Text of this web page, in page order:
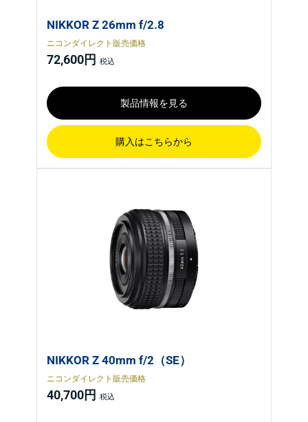
NIKKOR Z 26mm f/2.8
ニコンダイレクト販売価格
72,600円
製品情報を見る
購入はこちらから
NIKKOR Z 40mm f/2（SE）
ニコンダイレクト販売価格
40,700円